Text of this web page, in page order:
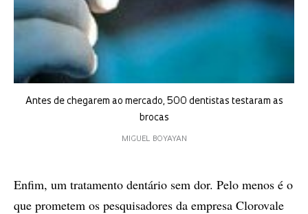
Antes de chegarem ao mercado, 500 dentistas testaram as
brocas
MIGUEL BOYAYAN
Enfim, um tratamento dentário sem dor. Pelo menos é o
que prometem os pesquisadores da empresa Clorovale